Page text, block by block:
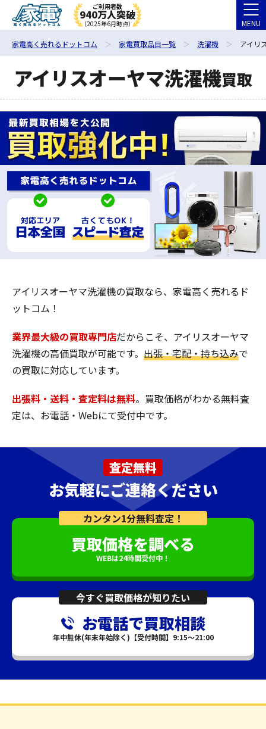
ご利用者数
940万人突破
（2025年6月時点） MENU
家電高く売れるドットコム 家電買取品目一覧 洗濯機 アイリ
アイリスオーヤマ洗濯機買取
アイリスオーヤマ洗濯機の買取なら、家電高く売れるド
ットコム！
業界最大級の買取専門店だからこそ、アイリスオーヤマ
洗濯機の高価買取が可能です。 出張・宅配・持ち込みで
の買取に対応しています。
出張料・送料・査定料は無料。買取価格がわかる無料査
定は、お電話・Webにて受付中です。
査定無料
お気軽にご連絡ください
カンタン1分無料査定！
買取価格を調べる
WEBは24時間受付中！
今すぐ買取価格が知りたい
お電話で買取相談
年中無休(年末年始除く)【受付時間】9:15～21:00